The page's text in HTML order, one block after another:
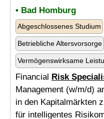
• Bad Homburg
Abgeschlossenes Studium
Betriebliche Altersvorsorge
Vermögenswirksame
Financial Risk
Management (w/m/d)
in den Kapitalmärkten
für intelligentes